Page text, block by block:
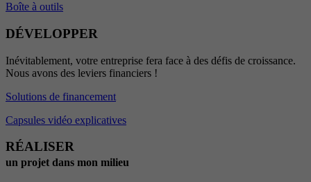
Boîte à outils
DÉVELOPPER
Inévitablement, votre entreprise fera face à des défis de croissance.
Nous avons des leviers financiers !
Solutions de financement
Capsules vidéo explicatives
RÉALISER
un projet dans mon milieu